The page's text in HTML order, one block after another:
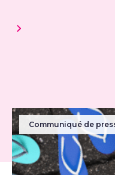
Communiqué de